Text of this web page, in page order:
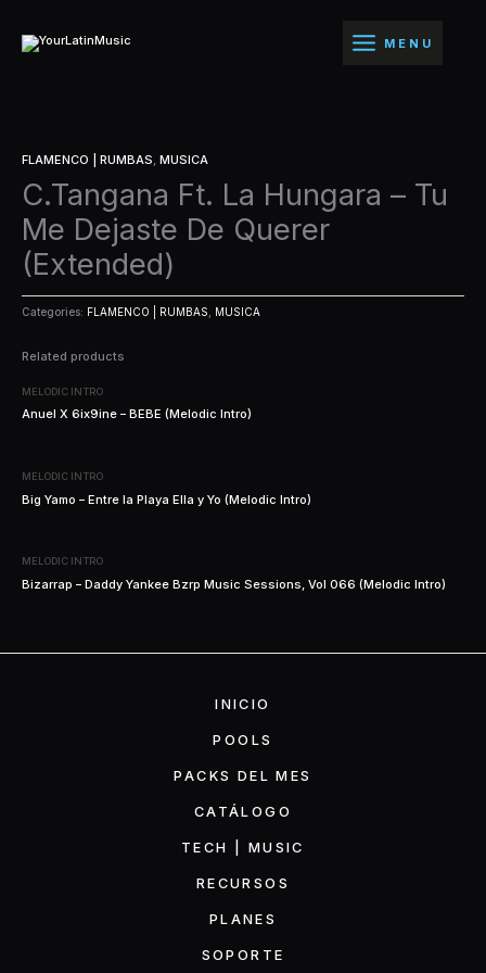
contenido
MENU
FLAMENCO | RUMBAS, MUSICA
C.Tangana Ft. La Hungara – Tu
Me Dejaste De Querer
(Extended)
Categories: FLAMENCO | RUMBAS, MUSICA
Related products
MELODIC INTRO
Anuel X 6ix9ine – BEBE (Melodic Intro)
MELODIC INTRO
Big Yamo – Entre la Playa Ella y Yo (Melodic Intro)
MELODIC INTRO
Bizarrap – Daddy Yankee Bzrp Music Sessions, Vol 066 (Melodic Intro)
INICIO
POOLS
PACKS DEL MES
CATÁLOGO
TECH | MUSIC
RECURSOS
PLANES
SOPORTE